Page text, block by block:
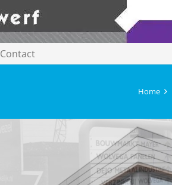
Contact
Home